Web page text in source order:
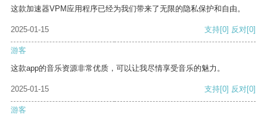
这款加速器VPM应用程序已经为我们带来了无限的隐私保护和自由。
2025-01-15 支持[0] 反对[0]
游客
这款app的音乐资源非常优质，可以让我尽情享受音乐的魅力。
2025-01-15 支持[0] 反对[0]
游客